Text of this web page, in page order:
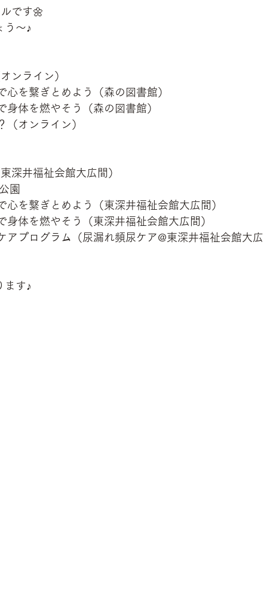
です🌼
う～♪
ンライン）
心を繋ぎとめよう（森の図書館）
身体を燃やそう（森の図書館）
（オンライン）
深井福祉会館大広間）
園
心を繋ぎとめよう（東深井福祉会館大広間）
身体を燃やそう（東深井福祉会館大広間）
アプログラム（尿漏れ頻尿ケア@東深井福祉会館大
ます♪